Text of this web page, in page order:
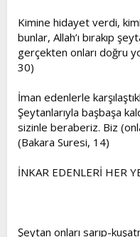
Kimine hidayet verdi, kimi
bunlar, Allah’ı bırakıp
gerçekten onları doğru
30)
İman edenlerle
Şeytanlarıyla başbaşa
sizinle beraberiz. Biz
(Bakara Suresi, 14)
İNKAR EDENLERİ HER
Şeytan onları sarıp-